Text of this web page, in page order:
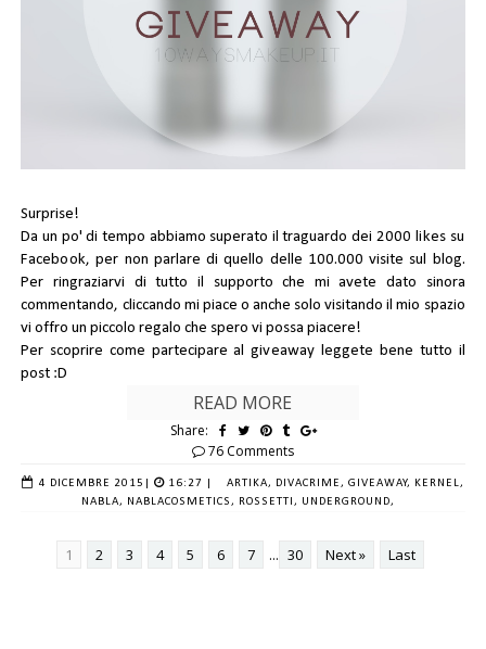
Surprise!
Da un po' di tempo abbiamo superato il traguardo dei 2000 likes su
Facebook, per non parlare di quello delle 100.000 visite sul blog.
Per ringraziarvi di tutto il supporto che mi avete dato sinora
commentando, cliccando mi piace o anche solo visitando il mio spazio
vi offro un piccolo regalo che spero vi possa piacere!
Per scoprire come partecipare al giveaway leggete bene tutto il
post :D
READ MORE
Share:
76 Comments
4 DICEMBRE 2015 16:27 | ARTIKA, DIVACRIME, GIVEAWAY,
KERNEL,
NABLA,
NABLACOSMETICS, ROSSETTI, UNDERGROUND,
1 2 3 4 5 6 7 ... 30 Next » Last